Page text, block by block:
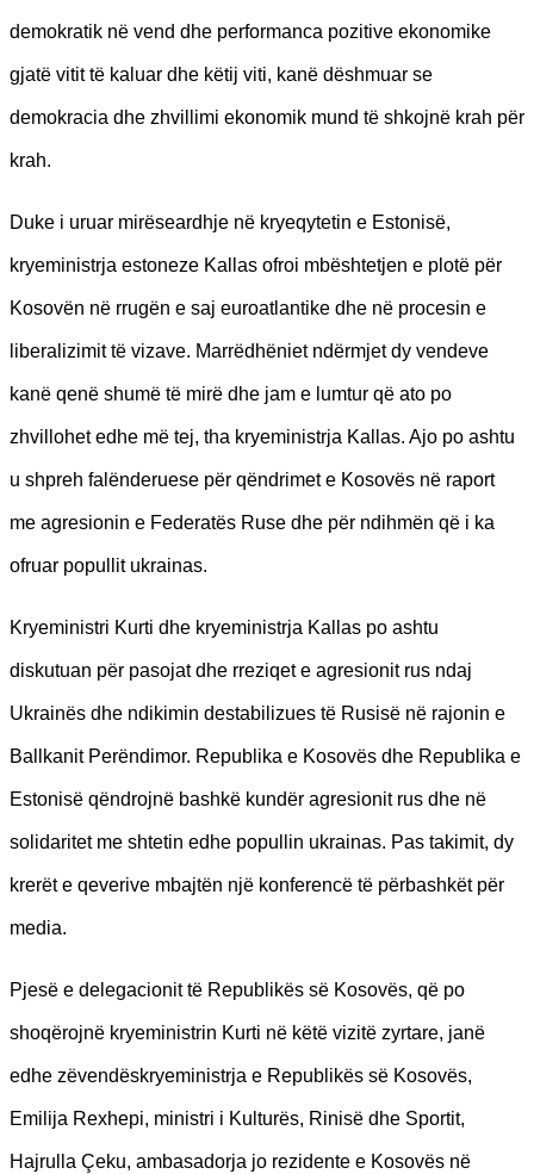
demokratik në vend dhe performanca pozitive ekonomike
gjatë vitit të kaluar dhe këtij viti, kanë dëshmuar se
demokracia dhe zhvillimi ekonomik mund të shkojnë krah për
krah.
Duke i uruar mirëseardhje në kryeqytetin e Estonisë,
kryeministrja estoneze Kallas ofroi mbështetjen e plotë për
Kosovën në rrugën e saj euroatlantike dhe në procesin e
liberalizimit të vizave. Marrëdhëniet ndërmjet dy vendeve
kanë qenë shumë të mirë dhe jam e lumtur që ato po
zhvillohet edhe më tej, tha kryeministrja Kallas. Ajo po ashtu
u shpreh falënderuese për qëndrimet e Kosovës në raport
me agresionin e Federatës Ruse dhe për ndihmën që i ka
ofruar popullit ukrainas.
Kryeministri Kurti dhe kryeministrja Kallas po ashtu
diskutuan për pasojat dhe rreziqet e agresionit rus ndaj
Ukrainës dhe ndikimin destabilizues të Rusisë në rajonin e
Ballkanit Perëndimor. Republika e Kosovës dhe Republika e
Estonisë qëndrojnë bashkë kundër agresionit rus dhe në
solidaritet me shtetin edhe popullin ukrainas. Pas takimit, dy
krerët e qeverive mbajtën një konferencë të përbashkët për
media.
Pjesë e delegacionit të Republikës së Kosovës, që po
shoqërojnë kryeministrin Kurti në këtë vizitë zyrtare, janë
edhe zëvendëskryeministrja e Republikës së Kosovës,
Emilija Rexhepi, ministri i Kulturës, Rinisë dhe Sportit,
Hajrulla Çeku, ambasadorja jo rezidente e Kosovës në